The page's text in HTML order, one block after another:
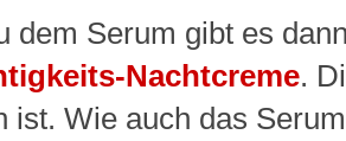
dem Serum gibt es
Nachtcreme.
ist. Wie auch das